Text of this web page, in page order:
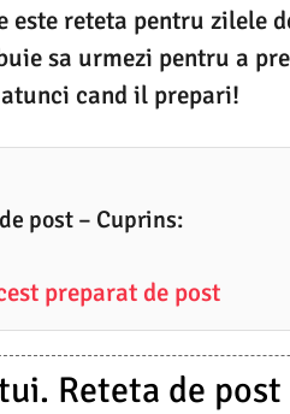
reteta pentru zilele
sa urmezi pentru a
cand il prepari!
post – Cuprins:
preparat de post
Reteta de post